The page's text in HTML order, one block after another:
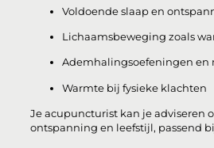
Voldoende slaap en
Lichaamsbeweging zoals
Ademhalingsoefeningen en
Warmte bij fysieke klachten
Je acupuncturist kan je adviseren
ontspanning en leefstijl, passend